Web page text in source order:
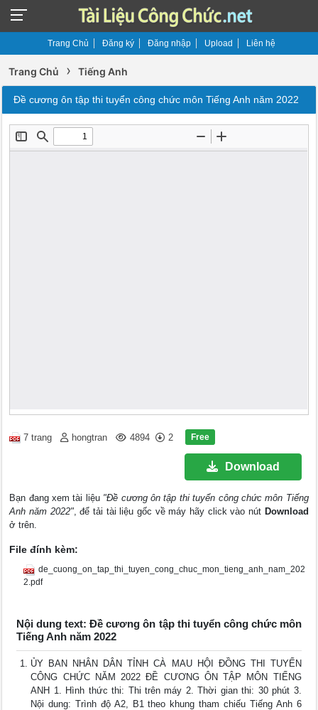
Trang Chủ Đăng ký Đăng nhập Upload Liên hệ
Trang Chủ › Tiếng Anh
Đề cương ôn tập thi tuyển công chức môn Tiếng Anh năm 2022
7 trang hongtran 4894 2 Free
Download
Bạn đang xem tài liệu "Đề cương ôn tập thi tuyển công chức môn Tiếng
Anh năm 2022", để tải tài liệu gốc về máy hãy click vào nút Download
ở trên.
File đính kèm:
de_cuong_on_tap_thi_tuyen_cong_chuc_mon_tieng_anh_nam_202
2.pdf
Nội dung text: Đề cương ôn tập thi tuyển công chức môn
Tiếng Anh năm 2022
ỦY BAN NHÂN DÂN TỈNH CÀ MAU HỘI ĐỒNG THI TUYỂN
CÔNG CHỨC NĂM 2022 ĐỀ CƯƠNG ÔN TẬP MÔN TIẾNG
ANH 1. Hình thức thi: Thi trên máy 2. Thời gian thi: 30 phút 3.
Nội dung: Trình độ A2, B1 theo khung tham chiếu Tiếng Anh 6